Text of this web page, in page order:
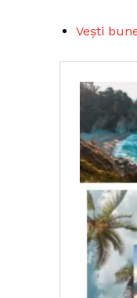
Vești